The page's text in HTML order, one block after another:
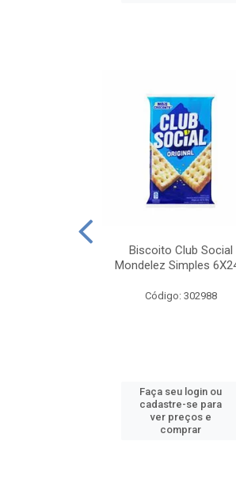
Biscoito Club Social
Mondelez Simples
Código: 302988
Faça seu login ou
cadastre-se para
ver preços e
comprar